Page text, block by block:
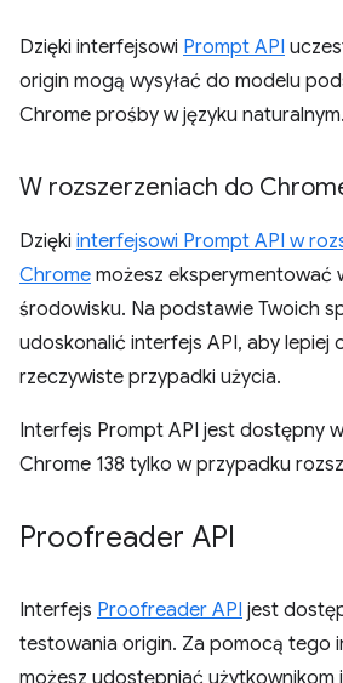
Dzięki interfejsowi Prompt API
origin mogą wysyłać do modelu
Chrome prośby w języku naturalnym.
W rozszerzeniach do
Dzięki interfejsowi Prompt API w
Chrome możesz eksperymentować
środowisku. Na podstawie Twoich
udoskonalić interfejs API, aby lepiej
rzeczywiste przypadki użycia.
Interfejs Prompt API jest dostępny
Chrome 138 tylko w przypadku
Proofreader API
Interfejs Proofreader API jest
testowania origin. Za pomocą tego
możesz udostępniać użytkownikom